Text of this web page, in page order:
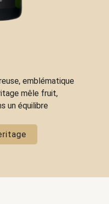
emblématique
mêle fruit,
un équilibre